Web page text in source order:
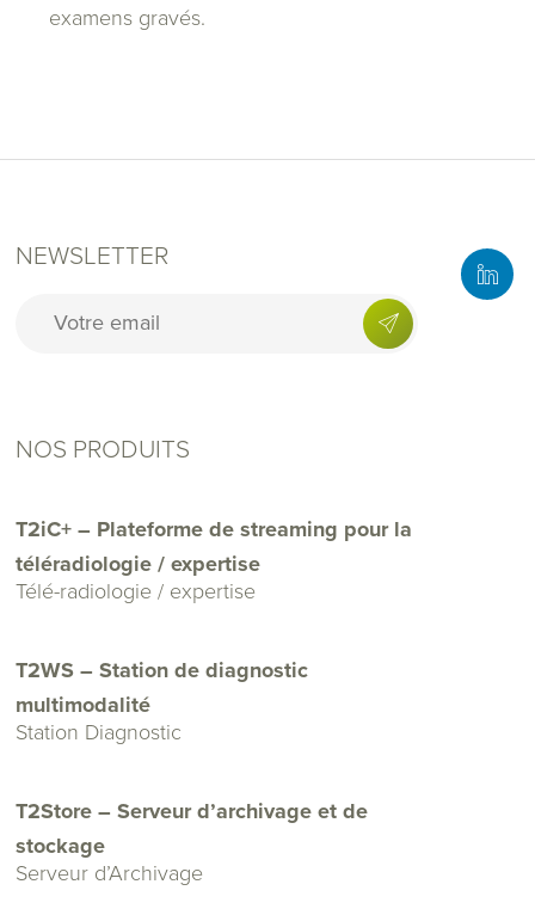
examens gravés.
NEWSLETTER
NOS PRODUITS
T2iC+ – Plateforme de streaming pour la
téléradiologie / expertise
Télé-radiologie / expertise
T2WS – Station de diagnostic
multimodalité
Station Diagnostic
T2Store – Serveur d’archivage et de
stockage
Serveur d’Archivage